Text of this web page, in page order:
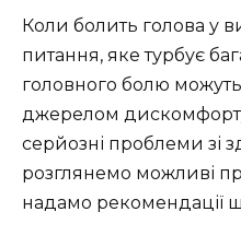
Коли болить голова у
питання, яке турбує
головного болю
джерелом
серйозні проблеми зі
розглянемо можливі
надамо рекомендації